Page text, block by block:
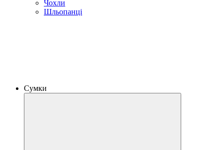
Чохли
Шльопанці
Сумки